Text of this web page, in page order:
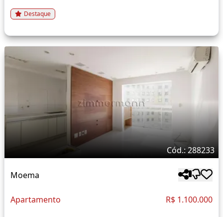
Destaque
Cód.: 288233
Moema
Apartamento R$ 1.100.000